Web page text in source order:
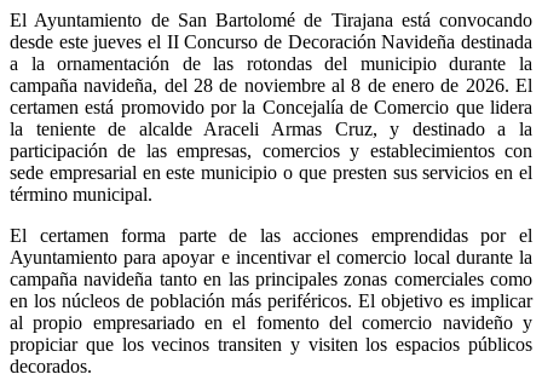
El Ayuntamiento de San Bartolomé de Tirajana está convocando
desde este jueves el II Concurso de Decoración Navideña destinada
a la ornamentación de las rotondas del municipio durante la
campaña navideña, del 28 de noviembre al 8 de enero de 2026. El
certamen está promovido por la Concejalía de Comercio que lidera
la teniente de alcalde Araceli Armas Cruz, y destinado a la
participación de las empresas, comercios y establecimientos con
sede empresarial en este municipio o que presten sus servicios en el
término municipal.
El certamen forma parte de las acciones emprendidas por el
Ayuntamiento para apoyar e incentivar el comercio local durante la
campaña navideña tanto en las principales zonas comerciales como
en los núcleos de población más periféricos. El objetivo es implicar
al propio empresariado en el fomento del comercio navideño y
propiciar que los vecinos transiten y visiten los espacios públicos
decorados.